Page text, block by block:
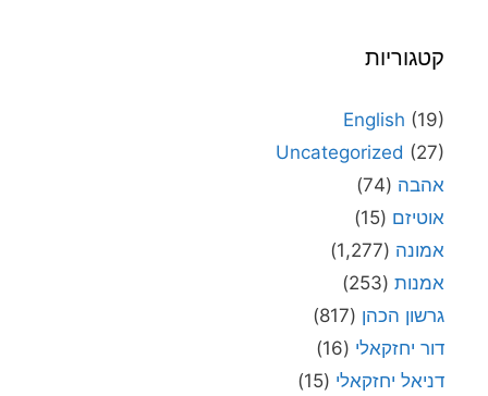
קטגוריות
English (19)
Uncategorized (27)
אהבה (74)
אוטיזם (15)
אמונה (1,277)
אמנות (253)
גרשון הכהן (817)
דור יחזקאלי (16)
דניאל יחזקאלי (15)